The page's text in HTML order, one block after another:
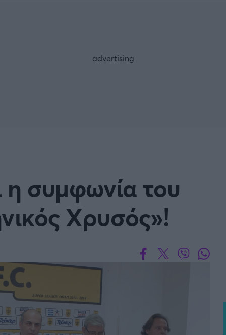
η συμφωνία του
Χρυσός»!